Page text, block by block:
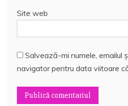
Site web
Salvează-mi numele, emailul
navigator pentru data viitoare